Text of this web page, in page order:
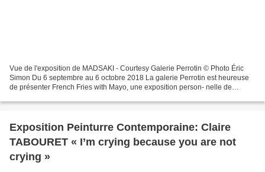
Vue de l'exposition de MADSAKI - Courtesy Galerie Perrotin © Photo Éric
Simon Du 6 septembre au 6 octobre 2018 La galerie Perrotin est heureuse
de présenter French Fries with Mayo, une exposition person- nelle de
Exposition Peinturre Contemporaine: Claire
TABOURET « I’m crying because you are not
crying »